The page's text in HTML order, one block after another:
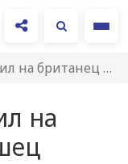
във Вършец
на